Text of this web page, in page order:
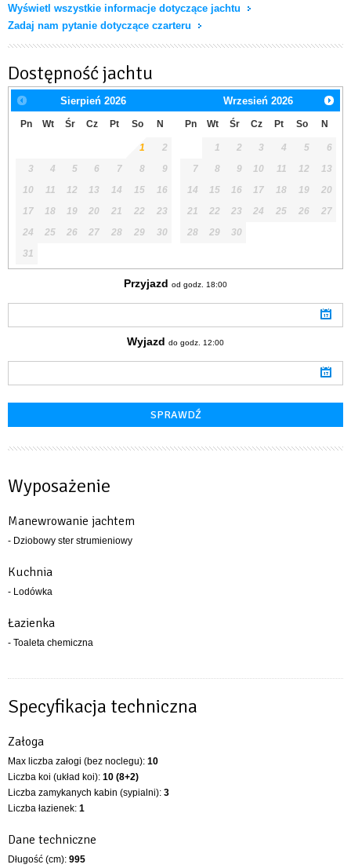
Wyświetl wszystkie informacje dotyczące jachtu
Zadaj nam pytanie dotyczące czarteru
Dostępność jachtu
Sierpień 2026
Pn Wt Śr Cz Pt So N
1
2
3
4 5 6 7 8
9
10
11 12 13 14 15
16
17
18 19 20 21 22
23
24
25 26 27 28 29
30
31
Wrzesień 2026
Pn Wt Śr Cz Pt So N
1 2 3 4 5
6
7
8 9 10 11 12
13
14
15 16 17 18 19
20
21
22 23 24 25 26
27
28
29 30
Przyjazd od godz. 18:00
Wyjazd do godz. 12:00
Wyposażenie
Manewrowanie jachtem
- Dziobowy ster strumieniowy
Kuchnia
- Lodówka
Łazienka
- Toaleta chemiczna
Specyfikacja techniczna
Załoga
Max liczba załogi (bez noclegu): 10
Liczba koi (układ koi): 10 (8+2)
Liczba zamykanych kabin (sypialni): 3
Liczba łazienek: 1
Dane techniczne
Długość (cm): 995